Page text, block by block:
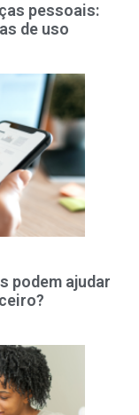
pessoais:
de uso
podem ajudar